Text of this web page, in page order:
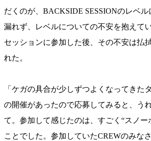
だくのが、BACKSIDE SESSIONのレベ
漏れず、レベルについての不安を抱えて
セッションに参加した後、その不安は払
れた。
「ケガの具合が少しずつよくなってきた
の開催があったので応募してみると、う
て。参加して感じたのは、すごく“スノー
ことでした。参加していたCREWのみな